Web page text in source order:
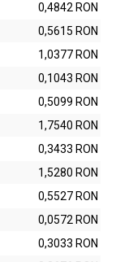
0,4842 RON
0,5615 RON
1,0377 RON
0,1043 RON
0,5099 RON
1,7540 RON
0,3433 RON
1,5280 RON
0,5527 RON
0,0572 RON
0,3033 RON